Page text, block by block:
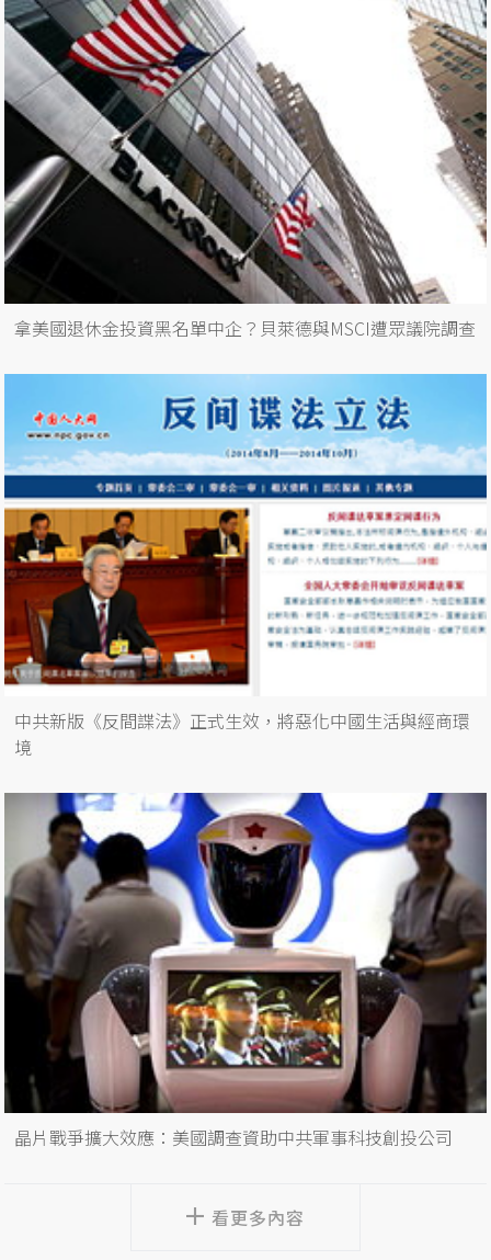
拿美國退休金投資黑名單中企？貝萊德與MSCI遭眾議院調查
中共新版《反間諜法》正式生效，將惡化中國生活與經商環
境
晶片戰爭擴大效應：美國調查資助中共軍事科技創投公司
看更多內容